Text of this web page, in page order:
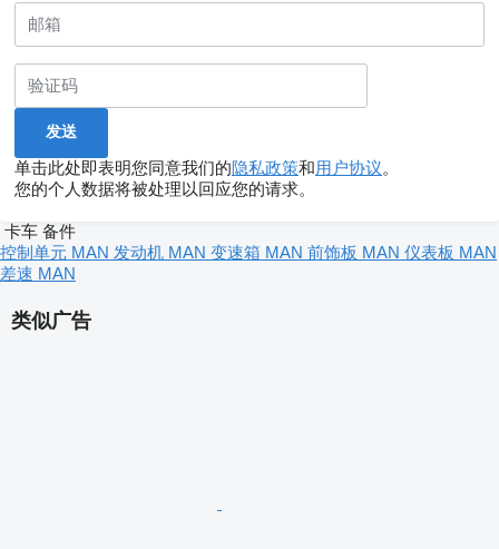
单击此处即表明您同意我们的隐私政策和用户协议。
您的个人数据将被处理以回应您的请求。
类似广告
卡车 备件
控制单元 MAN 发动机 MAN 变速箱 MAN 前饰板 MAN 仪表板 MAN
差速 MAN